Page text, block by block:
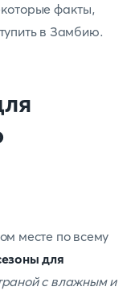
факты,
в Замбию.
месте по всему
для
с влажным и